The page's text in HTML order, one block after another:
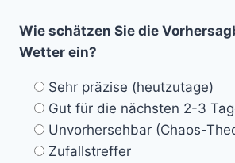
Wie schätzen Sie die
Wetter ein?
Sehr präzise (heutzutage)
Gut für die nächsten 2-3
Unvorhersehbar (Chaos-
Zufallstreffer